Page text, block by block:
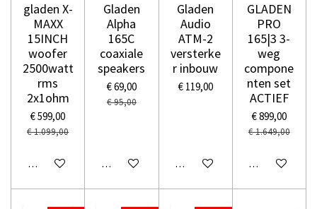
gladen X-
MAXX
15INCH
woofer
2500watt
rms
2x1ohm
€ 599,00
€ 1.099,00
In winkelwagen
Gladen
Alpha
165C
coaxiale
speakers
€ 69,00
€ 95,00
In winkelwagen
Gladen
Audio
ATM-2
versterke
r inbouw
€ 119,00
In winkelwagen
GLADEN
PRO
165|3 3-
weg
compone
nten set
ACTIEF
€ 899,00
€ 1.649,00
In winkelwagen